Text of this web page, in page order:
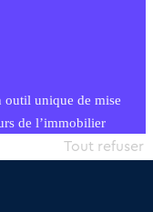
outil unique de mise
de l’immobilier
simple et intégrant
Tout refuser